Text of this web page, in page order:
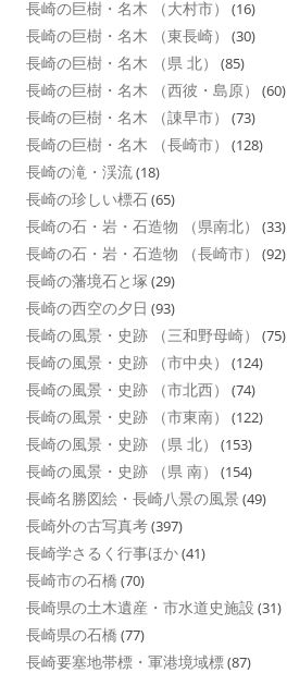
長崎の巨樹・名木 （大村市） (16)
長崎の巨樹・名木 （東長崎） (30)
長崎の巨樹・名木 （県 北） (85)
長崎の巨樹・名木 （西彼・島原） (60)
長崎の巨樹・名木 （諌早市） (73)
長崎の巨樹・名木 （長崎市） (128)
長崎の滝・渓流(18)
長崎の珍しい標石(65)
長崎の石・岩・石造物 （県南北） (33)
長崎の石・岩・石造物 （長崎市） (92)
長崎の藩境石と塚 (29)
長崎の西空の夕日 (93)
長崎の風景・史跡 （三和野母崎） (75)
長崎の風景・史跡 （市中央） (124)
長崎の風景・史跡 （市北西） (74)
長崎の風景・史跡 （市東南） (122)
長崎の風景・史跡 （県 北） (153)
長崎の風景・史跡 （県 南） (154)
長崎名勝図絵・長崎八景の風景 (49)
長崎外の古写真考(397)
長崎学さるく行事ほか(41)
長崎市の石橋 (70)
長崎県の土木遺産・市水道史施設 (31)
長崎県の石橋 (77)
長崎要塞地帯標・軍港境域標(87)